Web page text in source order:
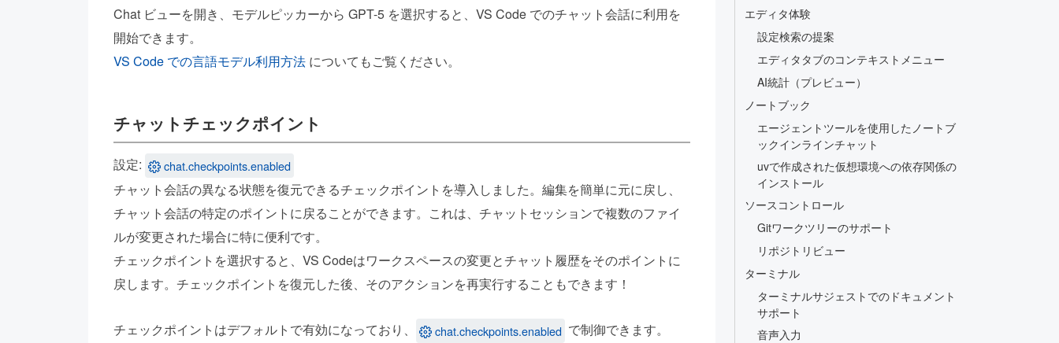
Chat ビューを開き、モデルピッカーから GPT-5 を選択すると、VS Code でのチャット会話に利用を
開始できます。
VS Code での言語モデル利用方法 についてもご覧ください。
チャットチェックポイント
設定: chat.checkpoints.enabled
チャット会話の異なる状態を復元できるチェックポイントを導入しました。編集を簡単に元に戻し、
チャット会話の特定のポイントに戻ることができます。これは、チャットセッションで複数のファイ
ルが変更された場合に特に便利です。
チェックポイントを選択すると、VS Codeはワークスペースの変更とチャット履歴をそのポイントに
戻します。チェックポイントを復元した後、そのアクションを再実行することもできます！
チェックポイントはデフォルトで有効になっており、 chat.checkpoints.enabled で制御できます。
エディタ体験
設定検索の提案
エディタタブのコンテキストメニュー
AI統計（プレビュー）
ノートブック
エージェントツールを使用したノートブ
ックインラインチャット
uvで作成された仮想環境への依存関係の
インストール
ソースコントロール
Gitワークツリーのサポート
リポジトリビュー
ターミナル
ターミナルサジェストでのドキュメント
サポート
音声入力